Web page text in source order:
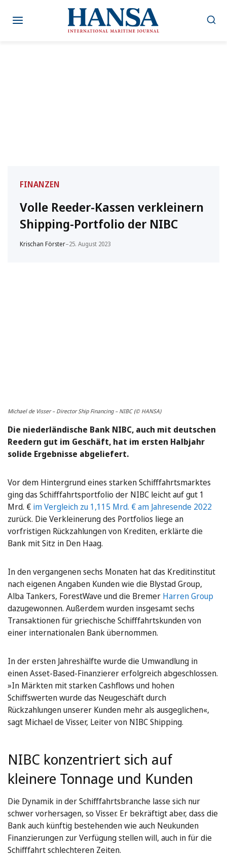
Inhalt
FINANZEN
Volle Reeder-Kassen verkleinern
Shipping-Portfolio der NIBC
Krischan Förster–25. August 2023
Michael de Visser – Director Ship Financing – NIBC (© HANSA)
Die niederländische Bank NIBC, auch mit deutschen
Reedern gut im Geschäft, hat im ersten Halbjahr
solide Ergebnisse abgeliefert.
Vor dem Hintergrund eines starken Schifffahrtsmarktes
ging das Schifffahrtsportfolio der NIBC leicht auf gut 1
Mrd. € im Vergleich zu 1,115 Mrd. € am Jahresende 2022
zurück. Die Verkleinerung des Portfolios liege an
vorfristigen Rückzahlungen von Krediten, erklärte die
Bank mit Sitz in Den Haag.
In den vergangenen sechs Monaten hat das Kreditinstitut
nach eigenen Angaben Kunden wie die Blystad Group,
Alba Tankers, ForestWave und die Bremer Harren Group
dazugewonnen. Außerdem wurden insgesamt sechs
Transaktionen für griechische Schifffahrtskunden von
einer internationalen Bank übernommen.
In der ersten Jahreshälfte wurde die Umwandlung in
einen Asset-Based-Finanzierer erfolgreich abgeschlossen.
»In Märkten mit starken Cashflows und hohen
Schiffswerten wurde das Neugeschäft durch
Rückzahlungen unserer Kunden mehr als ausgeglichen«,
sagt Michael de Visser, Leiter von NIBC Shipping.
NIBC konzentriert sich auf
kleinere Tonnage und Kunden
Die Dynamik in der Schifffahrtsbranche lasse sich nur
schwer vorhersagen, so Visser. Er bekräftigt aber, dass die
Bank auch künftig bestehenden wie auch Neukunden
Finanzierungen zur Verfügung stellen will, auch in für die
Schifffahrt schlechteren Zeiten.